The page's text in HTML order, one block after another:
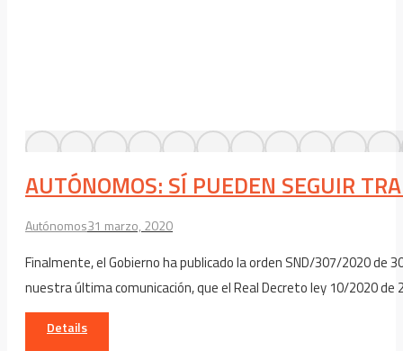
AUTÓNOMOS: SÍ PUEDEN SEGUIR
Autónomos31 marzo, 2020
Finalmente, el Gobierno ha publicado la orden SND/307/2020
nuestra última comunicación, que el Real Decreto ley 10/2020
Details